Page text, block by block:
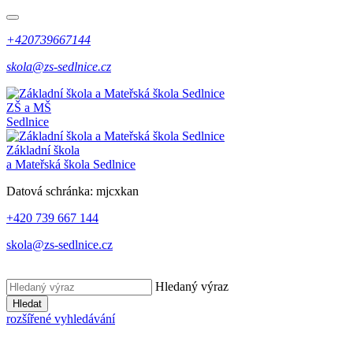
+420739667144
skola@zs-sedlnice.cz
ZŠ a MŠ
Sedlnice
Základní škola
a Mateřská škola Sedlnice
Datová schránka: mjcxkan
+420 739 667 144
skola@zs-sedlnice.cz
Hledaný výraz
Hledat
rozšířené vyhledávání